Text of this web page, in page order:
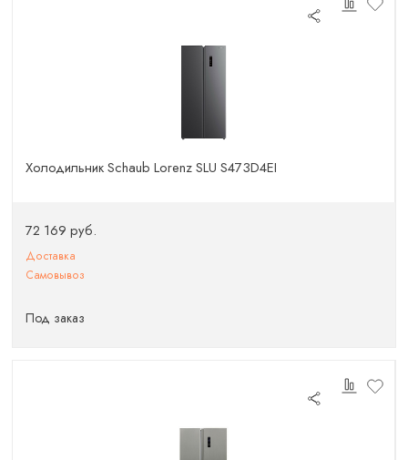
Холодильник Schaub Lorenz SLU S473D4EI
72 169 руб.
Доставка
Самовывоз
Под заказ